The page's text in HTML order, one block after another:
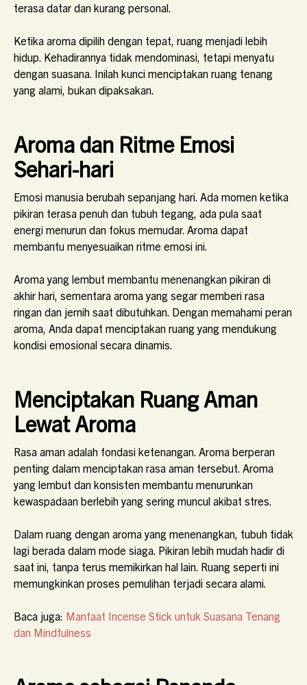
terasa datar dan kurang personal.
Ketika aroma dipilih dengan tepat, ruang menjadi lebih
hidup. Kehadirannya tidak mendominasi, tetapi menyatu
dengan suasana. Inilah kunci menciptakan ruang tenang
yang alami, bukan dipaksakan.
Aroma dan Ritme Emosi
Sehari-hari
Emosi manusia berubah sepanjang hari. Ada momen ketika
pikiran terasa penuh dan tubuh tegang, ada pula saat
energi menurun dan fokus memudar. Aroma dapat
membantu menyesuaikan ritme emosi ini.
Aroma yang lembut membantu menenangkan pikiran di
akhir hari, sementara aroma yang segar memberi rasa
ringan dan jernih saat dibutuhkan. Dengan memahami peran
aroma, Anda dapat menciptakan ruang yang mendukung
kondisi emosional secara dinamis.
Menciptakan Ruang Aman
Lewat Aroma
Rasa aman adalah fondasi ketenangan. Aroma berperan
penting dalam menciptakan rasa aman tersebut. Aroma
yang lembut dan konsisten membantu menurunkan
kewaspadaan berlebih yang sering muncul akibat stres.
Dalam ruang dengan aroma yang menenangkan, tubuh tidak
lagi berada dalam mode siaga. Pikiran lebih mudah hadir di
saat ini, tanpa terus memikirkan hal lain. Ruang seperti ini
memungkinkan proses pemulihan terjadi secara alami.
Baca juga: Manfaat Incense Stick untuk Suasana Tenang
dan Mindfulness